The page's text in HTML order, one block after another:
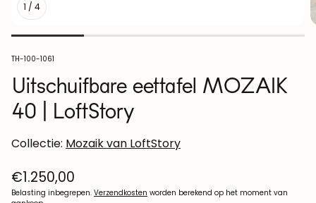
1 / 4
SKU:
TH-100-1061
Uitschuifbare eettafel MOZAIK
40 | LoftStory
Collectie: Mozaik van LoftStory
Normale
prijs
€1.250,00
Belasting inbegrepen. Verzendkosten worden berekend op het moment van